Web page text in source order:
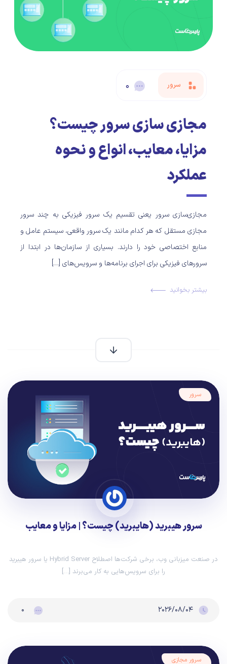
سرور ۰
مجازی سازی سرور چیست؟
مزایا، معایب، انواع و نحوه
عملکرد
مجازی‌سازی سرور یعنی تقسیم یک سرور فیزیکی به چند سرور
مجازی مستقل که هر کدام مانند یک سرور واقعی، سیستم عامل و
منابع اختصاصی خود را دارند. بسیاری از سازمان‌ها در ابتدا از
سرورهای فیزیکی برای اجرای برنامه‌ها و سرویس‌های […]
بیشتر بخوانید
سرور
سرور هیبرید (هایبرید) چیست؟ | مزایا و معایب
در صنعت میزبانی وب، برخی شرکت‌ها اصطلاح Hybrid Server یا سرور هیبرید
را برای سرویس‌هایی به کار می‌برند […]
۲۰۲۶/۰۸/۰۴ ۰
سرور مجازی